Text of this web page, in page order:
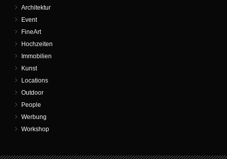
Architektur
Event
FineArt
Hochzeiten
Immobilien
Kunst
Locations
Outdoor
People
Werbung
Workshop